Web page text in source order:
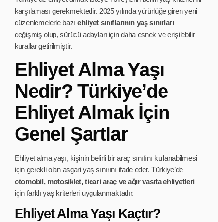
karşılaması gerekmektedir. 2025 yılında yürürlüğe giren yeni
düzenlemelerle bazı ehliyet sınıflarının yaş sınırları
değişmiş olup, sürücü adayları için daha esnek ve erişilebilir
kurallar getirilmiştir.
Ehliyet Alma Yaşı
Nedir? Türkiye’de
Ehliyet Almak İçin
Genel Şartlar
Ehliyet alma yaşı, kişinin belirli bir araç sınıfını kullanabilmesi
için gerekli olan asgari yaş sınırını ifade eder. Türkiye’de
otomobil, motosiklet, ticari araç ve ağır vasıta ehliyetleri
için farklı yaş kriterleri uygulanmaktadır.
Ehliyet Alma Yaşı Kaçtır?